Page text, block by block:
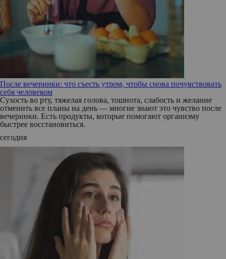
После вечеринки: что съесть утром, чтобы снова почувствовать
себя человеком
Сухость во рту, тяжелая голова, тошнота, слабость и желание
отменить все планы на день — многие знают это чувство после
вечеринки. Есть продукты, которые помогают организму
быстрее восстановиться.
сегодня